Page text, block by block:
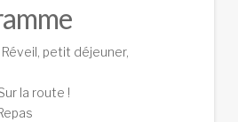
petit déjeuner,
la route !